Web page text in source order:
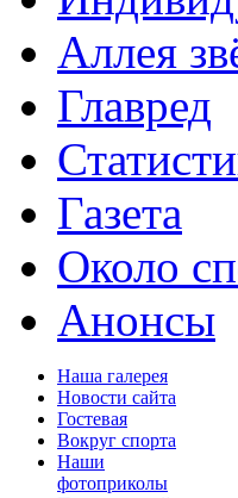
Аллея
Главред
Газета
Около
Анонсы
Наша галерея
Новости сайта
Гостевая
Вокруг спорта
Наши
фотоприколы